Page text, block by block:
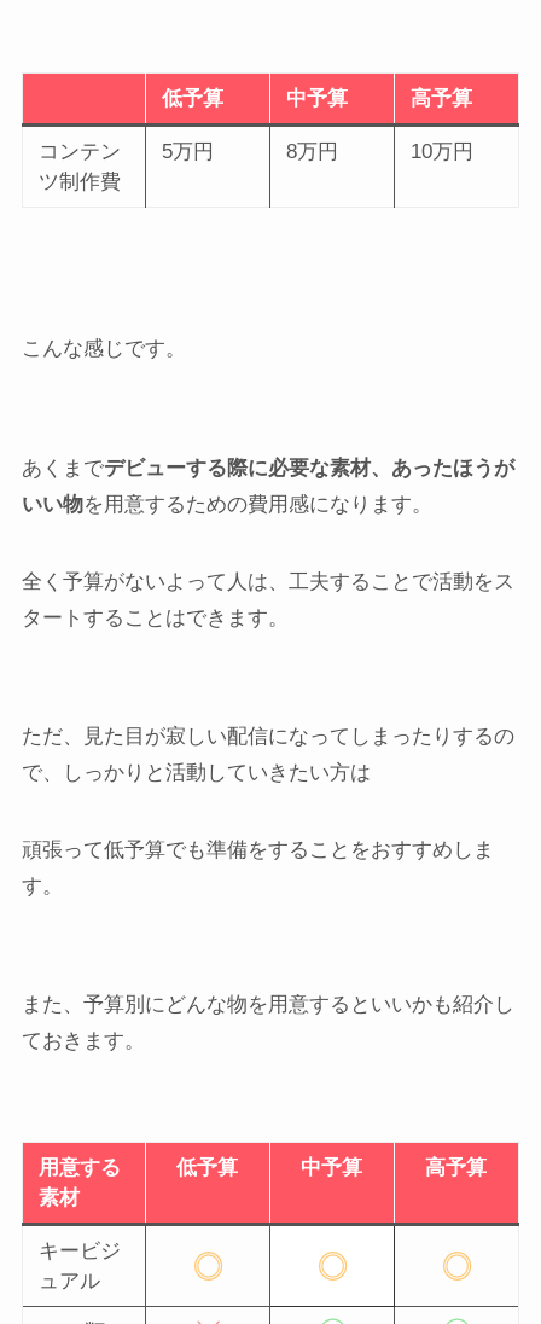
低予算 中予算 高予算
コンテン
ツ制作費
5万円 8万円 10万円
こんな感じです。
あくまでデビューする際に必要な素材、あったほうが
いい物を用意するための費用感になります。
全く予算がないよって人は、工夫することで活動をス
タートすることはできます。
ただ、見た目が寂しい配信になってしまったりするの
で、しっかりと活動していきたい方は
頑張って低予算でも準備をすることをおすすめしま
す。
また、予算別にどんな物を用意するといいかも紹介し
ておきます。
用意する
素材
低予算 中予算 高予算
キービジ
ュアル